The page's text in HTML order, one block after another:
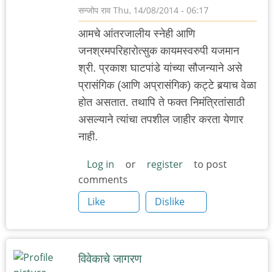
सन्जोप राव Thu, 14/08/2014 - 06:17
आमचे आंतरजालीय स्नेही आणि
जनश्रमपरिहारोत्सुक कायमस्वरुपी यजमान
श्री. प्रकाश घाटपांडे यांच्या सौजन्याने असे
प्रासंगिक (आणि अप्रासंगिक) कट्टे बर्‍याच वेळा
होत असतात. तथापि ते फक्त निमंत्रितांसाठी
असल्याने त्यांचा तपशील जाहीर करता येणार
नाही.
Log in or register
to post
comments
Like
Dislike
विवेकाचे जागरण